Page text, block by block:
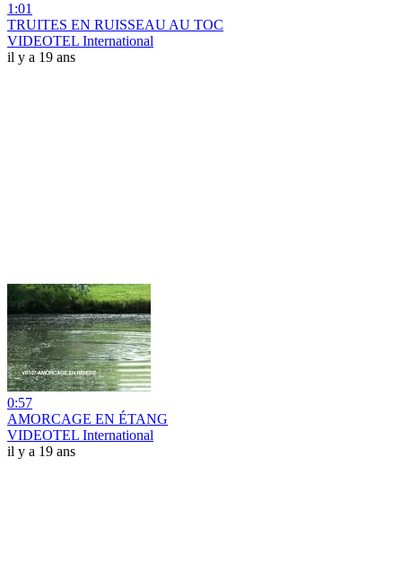
1:01
TRUITES EN RUISSEAU AU TOC
VIDEOTEL International
il y a 19 ans
0:57
AMORCAGE EN ÉTANG
VIDEOTEL International
il y a 19 ans